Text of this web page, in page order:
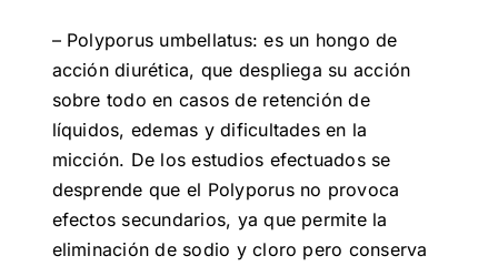
– Polyporus umbellatus: es un hongo de
acción diurética, que despliega su acción
sobre todo en casos de retención de
líquidos, edemas y dificultades en la
micción. De los estudios efectuados se
desprende que el Polyporus no provoca
efectos secundarios, ya que permite la
eliminación de sodio y cloro pero conserva